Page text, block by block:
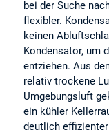
bei der Suche
flexibler.
keinen
Kondensator, um
entziehen. Aus
relativ trockene
Umgebungsluft
ein kühler
deutlich